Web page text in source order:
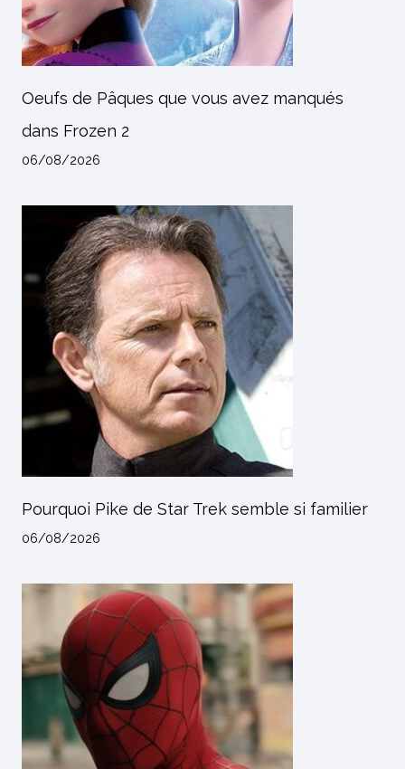
Oeufs de Pâques que vous avez manqués
dans Frozen 2
06/08/2026
Pourquoi Pike de Star Trek semble si familier
06/08/2026